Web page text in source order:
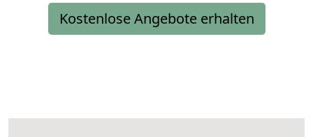
Kostenlose Angebote erhalten